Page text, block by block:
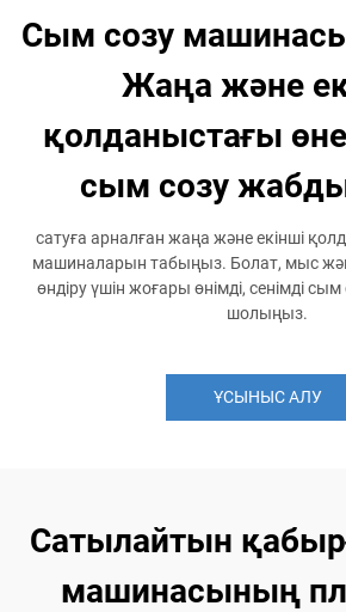
Сым созу
Жаңа және
қолданыстағы
сым созу
сатуға арналған жаңа және екінші
машиналарын табыңыз. Болат, мыс
өндіру үшін жоғары өнімді, сенімді
шолыңыз.
ҰСЫНЫС АЛУ
Сатылайтын
машинасының